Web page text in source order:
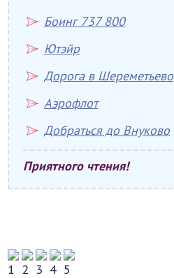
Боинг 737 800
Ютэйр
Дорога в Шереметьево
Аэрофлот
Добраться до Внуково
Приятного чтения!